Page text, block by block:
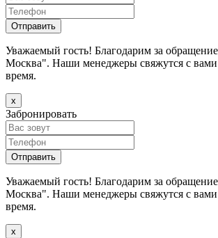
Уважаемый гость! Благодарим за
Москва". Наши менеджеры свяжутся с
время.
х
Забронировать
Уважаемый гость! Благодарим за
Москва". Наши менеджеры свяжутся с
время.
х